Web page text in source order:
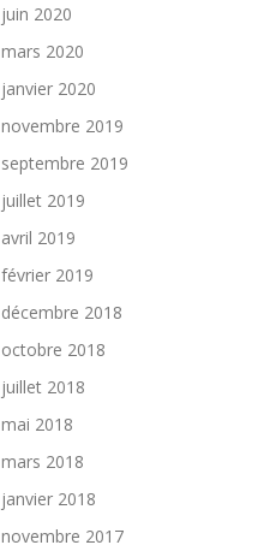
juin 2020
mars 2020
janvier 2020
novembre 2019
septembre 2019
juillet 2019
avril 2019
février 2019
décembre 2018
octobre 2018
juillet 2018
mai 2018
mars 2018
janvier 2018
novembre 2017